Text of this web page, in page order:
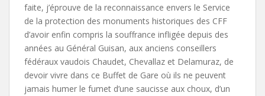
faite, j’éprouve de la reconnaissance envers le Service
de la protection des monuments historiques des CFF
d’avoir enfin compris la souffrance infligée depuis des
années au Général Guisan, aux anciens conseillers
fédéraux vaudois Chaudet, Chevallaz et Delamuraz, de
devoir vivre dans ce Buffet de Gare où ils ne peuvent
jamais humer le fumet d’une saucisse aux choux, d’un